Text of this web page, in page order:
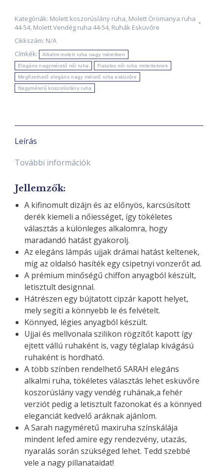
HAMUKÉK
Alkalmi
ruha
Nagy
Méretben
mennyiség
Kategóriák: Molett koszorúslány ruha, Molett Örömanya ruha
44-54, Molett Vendég ruha 44-54, Ruhák Esküvőre
Cikkszám: N/A
Címkék:
Alkalmi molett ruha nagy méretben
Elegáns nagyméretű női ruha Fiatalos női ruha moletteknek
Megfizethető elegáns nagy méretű ruha esküvőre
Nagyméretű koszorúslány ruha
Leírás
További információk
Jellemzők:
A kifinomult dizájn és az előnyös, karcsúsított
derék kiemeli a nőiességet, így tökéletes
választás a különleges alkalomra, hogy
maradandó hatást gyakorolj.
Az elegáns lámpás ujjak drámai hatást keltenek,
míg az oldalsó hasíték egy csipetnyi vonzerőt ad.
A prémium minőségű chiffon anyagból készült,
letisztult designnal.
Hátrészen egy bújtatott cipzár kapott helyet,
mely segíti a könnyebb le és felvételt.
Könnyed, légies anyagból készült.
Ujjai és mellvonala szilikon rögzítőt kapott így
ejtett vállú ruhaként is, vagy téglalap kivágású
ruhaként is hordható.
A több színben rendelhető SARAH elegáns
alkalmi ruha, tökéletes választás lehet esküvőre
koszorúslány vagy vendég ruhának,a fehér
verziót pedig a letisztult fazonokat és a könnyed
eleganciát kedvelő aráknak ajánlom.
A Sarah nagyméretű maxiruha színskálája
mindent lefed amire egy rendezvény, utazás,
nyaralás során szükséged lehet. Tedd szebbé
vele a nagy pillanataidat!